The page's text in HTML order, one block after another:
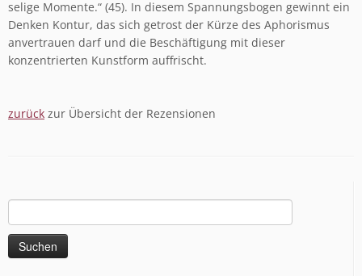
selige Momente.“ (45). In diesem Spannungsbogen gewinnt ein
Denken Kontur, das sich getrost der Kürze des Aphorismus
anvertrauen darf und die Beschäftigung mit dieser
konzentrierten Kunstform auffrischt.
zurück zur Übersicht der Rezensionen
Suchen
nach: